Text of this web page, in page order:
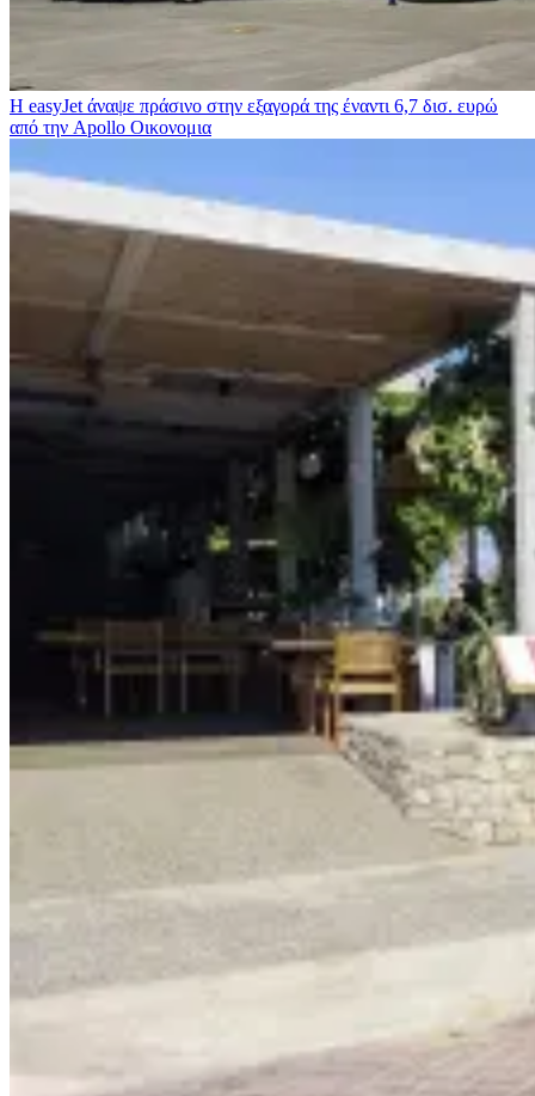
Η easyJet άναψε πράσινο στην εξαγορά της έναντι 6,7 δισ. ευρώ
από την Apollo Οικονομια